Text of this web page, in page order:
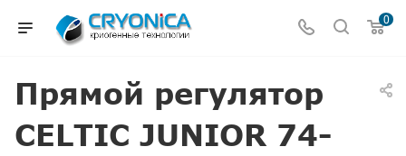
0
Прямой регулятор
CELTIC JUNIOR 74-